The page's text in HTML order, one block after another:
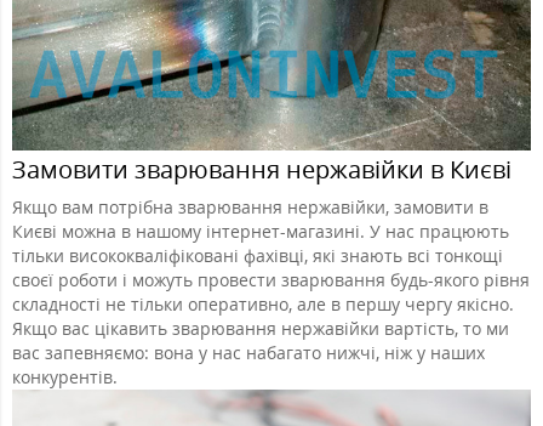
Замовити зварювання нержавійки в Києві
Якщо вам потрібна зварювання нержавійки, замовити в
Києві можна в нашому інтернет-магазині. У нас працюють
тільки висококваліфіковані фахівці, які знають всі тонкощі
своєї роботи і можуть провести зварювання будь-якого рівня
складності не тільки оперативно, але в першу чергу якісно.
Якщо вас цікавить зварювання нержавійки вартість, то ми
вас запевняємо: вона у нас набагато нижчі, ніж у наших
конкурентів.